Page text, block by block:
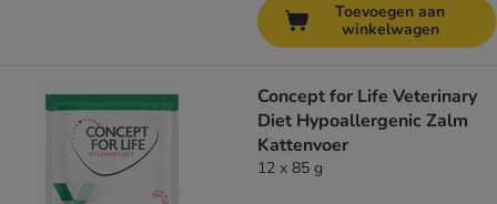
Toevoegen aan
winkelwagen
Concept for Life Veterinary
Diet Hypoallergenic Zalm
Kattenvoer
12 x 85 g